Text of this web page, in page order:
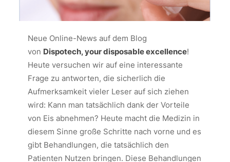
Neue Online-News auf dem Blog
von Dispotech, your disposable excellence!
Heute versuchen wir auf eine interessante
Frage zu antworten, die sicherlich die
Aufmerksamkeit vieler Leser auf sich ziehen
wird: Kann man tatsächlich dank der Vorteile
von Eis abnehmen? Heute macht die Medizin in
diesem Sinne große Schritte nach vorne und es
gibt Behandlungen, die tatsächlich den
Patienten Nutzen bringen. Diese Behandlungen